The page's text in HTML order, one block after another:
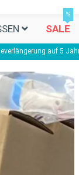
SALE
%
auf 5